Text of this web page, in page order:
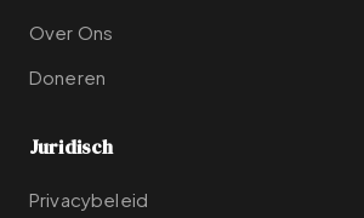
Over Ons
Doneren
Juridisch
Privacybeleid